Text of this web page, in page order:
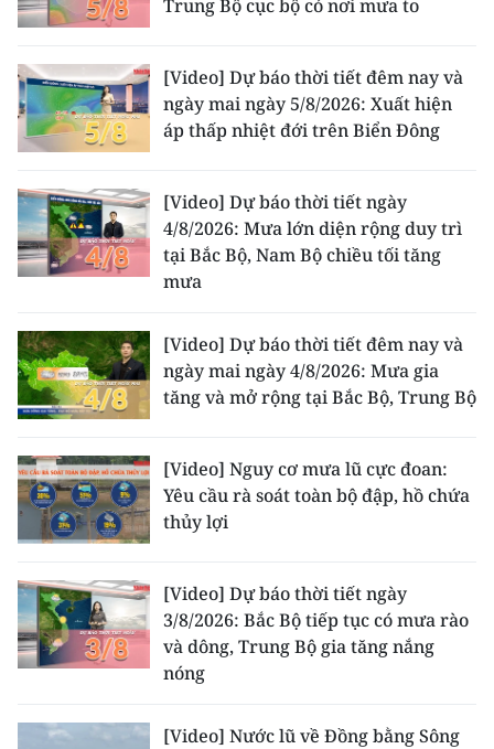
ENGLISH
中文
FRANÇAIS
ESPAÑOL
한국어
Trung Bộ cục bộ có nơi mưa to
[Video] Dự báo thời tiết đêm nay và
ngày mai ngày 5/8/2026: Xuất hiện
áp thấp nhiệt đới trên Biển Đông
[Video] Dự báo thời tiết ngày
4/8/2026: Mưa lớn diện rộng duy trì
tại Bắc Bộ, Nam Bộ chiều tối tăng
mưa
[Video] Dự báo thời tiết đêm nay và
ngày mai ngày 4/8/2026: Mưa gia
tăng và mở rộng tại Bắc Bộ, Trung Bộ
[Video] Nguy cơ mưa lũ cực đoan:
Yêu cầu rà soát toàn bộ đập, hồ chứa
thủy lợi
[Video] Dự báo thời tiết ngày
3/8/2026: Bắc Bộ tiếp tục có mưa rào
và dông, Trung Bộ gia tăng nắng
nóng
[Video] Nước lũ về Đồng bằng Sông